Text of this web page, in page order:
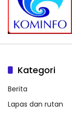
Kategori
Berita
Lapas dan rutan